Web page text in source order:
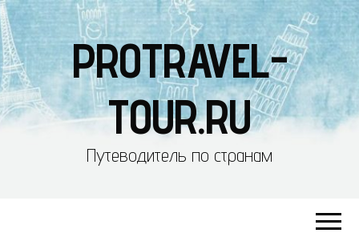
PROTRAVEL-
TOUR.RU
Путеводитель по странам